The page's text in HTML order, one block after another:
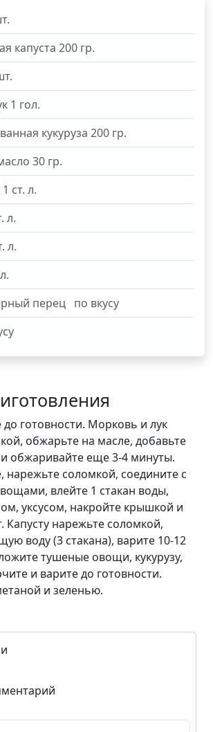
капуста 200 гр.
1 гол.
кукуруза 200 гр.
30 гр.
1 ст. л.
л.
л.
перец по вкусу
до готовности. Морковь и лук
обжарьте на масле, добавьте
обжаривайте еще 3-4 минуты.
нарежьте соломкой, соедините с
влейте 1 стакан воды,
уксусом, накройте крышкой и
Капусту нарежьте соломкой,
воду (3 стакана), варите 10-12
тушеные овощи, кукурузу,
и варите до готовности.
и зеленью.